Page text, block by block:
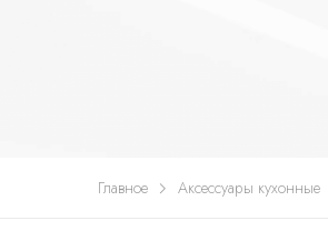
Главное Аксессуары кухонные